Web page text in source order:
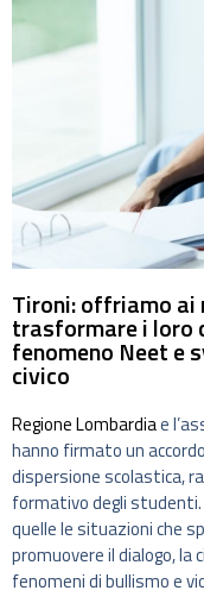
Tironi: offriamo
trasformare i
fenomeno Neet e
civico
Regione Lombardiae
hanno firmato un
dispersione scolastica,
formativo degli
quelle le situazioni che
promuovere il dialogo,
fenomeni di bullismo e